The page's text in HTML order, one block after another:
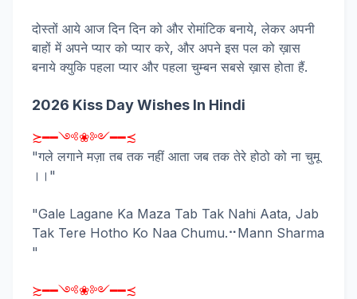
दोस्तों आये आज दिन दिन को और रोमांटिक बनाये, लेकर अपनी
बाहों में अपने प्यार को प्यार करे, और अपने इस पल को ख़ास
बनाये क्युकि पहला प्यार और पहला चुम्बन सबसे ख़ास होता हैं.
2026 Kiss Day Wishes In Hindi
≿━━༺❀༻━━≾
"गले लगाने मज़ा तब तक नहीं आता जब तक तेरे होठो को ना चुमू
।।"
"Gale Lagane Ka Maza Tab Tak Nahi Aata, Jab
Tak Tere Hotho Ko Naa Chumu.⠒Mann Sharma
"
≿━━༺❀༻━━≾